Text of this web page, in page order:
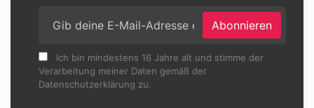
Abonnieren
Ich bin mindestens 16 Jahre alt und stimme der
Verarbeitung meiner Daten gemäß der
Datenschutzerklärung zu.